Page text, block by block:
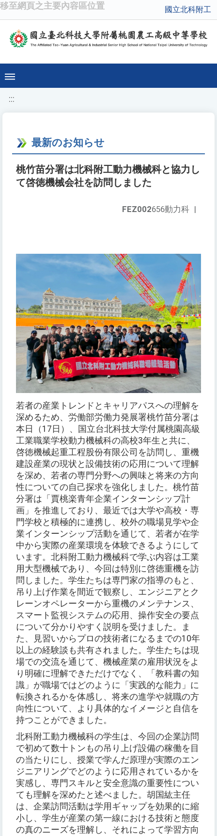
移至網頁之主要內容區位置 國立北科附工
:::
最新のお知らせ
桃竹苗分署は北科附工動力機械科と協力し
て啓徳機械会社を訪問しました
FEZ002656動力科 |
若者の産業トレンドとキャリアパスへの理解を
深めるため、労働部労働力発展署桃竹苗分署は
本日（17日）、国立台北科技大学付属桃園高級
工業職業学校動力機械科の高校3年生と共に、
啓徳機械起重工程股份有限公司を訪問し、重機
建設産業の現状と設備技術の応用について理解
を深め、若者の専門分野への興味と将来の方向
性についての自己探求を強化しました。桃竹苗
分署は「賈桃楽青年企業インターンシップ計
画」を推進しており、最近では大学や高校・専
門学校と積極的に連携し、校外の職場見学や企
業インターンシップ活動を通じて、若者が在学
中から実際の産業環境を体験できるようにして
います。北科附工動力機械科で学ぶ内容は工業
用大型機械であり、今回は特別に啓徳重機を訪
問しました。学生たちは専門家の指導のもと、
吊り上げ作業を間近で観察し、エンジニアとク
レーンオペレーターから重機のメンテナンス、
スマート監視システムの応用、操作安全の要点
について分かりやすく説明を受けました。ま
た、見習いからプロの技術者になるまでの10年
以上の経験談も共有されました。学生たちは現
場での交流を通じて、機械産業の雇用状況をよ
り明確に理解できただけでなく、「教科書の知
識」が職場ではどのように「実践的な能力」に
転換されるかを体感し、将来の進学や就職の方
向性について、より具体的なイメージと自信を
持つことができました。
北科附工動力機械科の学生は、今回の企業訪問
で初めて数十トンもの吊り上げ設備の稼働を目
の当たりにし、授業で学んだ原理が実際のエン
ジニアリングでどのように応用されているかを
実感し、専門スキルと安全意識の重要性につい
ても理解を深めたと述べました。胡国紘主任
は、企業訪問活動は学用ギャップを効果的に縮
小し、学生が産業の第一線における技術と態度
の真のニーズを理解し、それによって学習方向